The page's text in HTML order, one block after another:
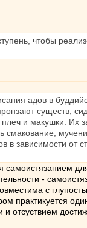
чтобы
адов в
существ,
и макушки. Их
смакование,
в зависимости от
-
с
практикуется
и отсуствием